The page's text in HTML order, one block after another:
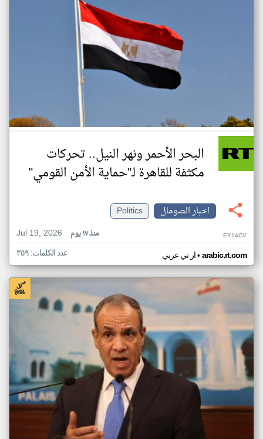
البحر الأحمر ونهر النيل.. تحركات
مكثفة للقاهرة لـ"حماية الأمن القومي"
اخبار الصومال
Politics
Jul 19, 2026
منذ ١٧ يوم EY14CV
ار تي عربي• arabic.rt.com عدد الكلمات: ٣٥٩